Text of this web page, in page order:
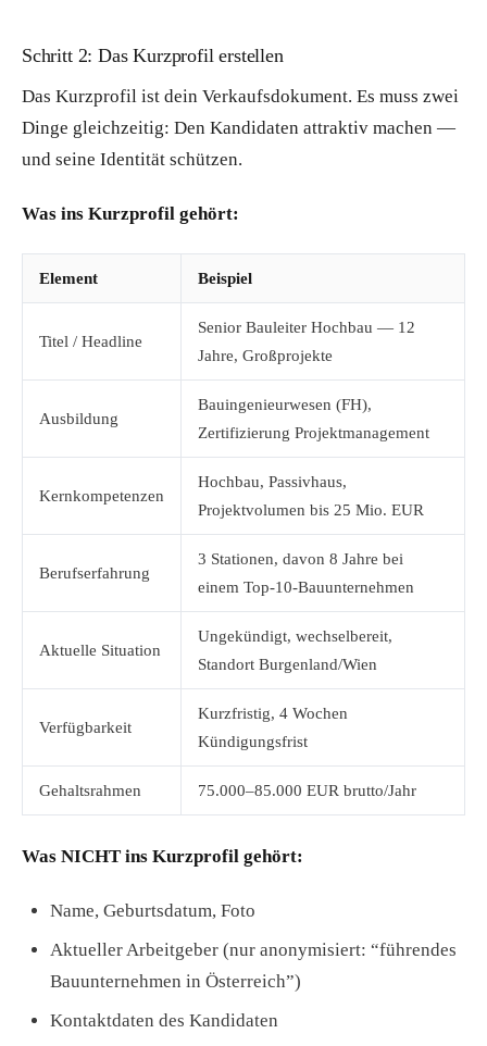
Schritt 2: Das Kurzprofil erstellen
Das Kurzprofil ist dein Verkaufsdokument. Es muss zwei
Dinge gleichzeitig: Den Kandidaten attraktiv machen —
und seine Identität schützen.
Was ins Kurzprofil gehört:
Element Beispiel
Titel / Headline
Senior Bauleiter Hochbau — 12
Jahre, Großprojekte
Ausbildung
Bauingenieurwesen (FH),
Zertifizierung Projektmanagement
Kernkompetenzen
Hochbau, Passivhaus,
Projektvolumen bis 25 Mio. EUR
Berufserfahrung
3 Stationen, davon 8 Jahre bei
einem Top-10-Bauunternehmen
Aktuelle Situation
Ungekündigt, wechselbereit,
Standort Burgenland/Wien
Verfügbarkeit
Kurzfristig, 4 Wochen
Kündigungsfrist
Gehaltsrahmen 75.000–85.000 EUR brutto/Jahr
Was NICHT ins Kurzprofil gehört:
Name, Geburtsdatum, Foto
Aktueller Arbeitgeber (nur anonymisiert: “führendes
Bauunternehmen in Österreich”)
Kontaktdaten des Kandidaten